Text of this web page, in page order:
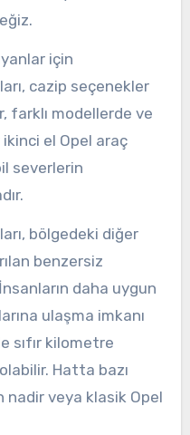
için
cazip seçenekler
farklı modellerde ve
el Opel araç
severlerin
bölgedeki diğer
benzersiz
daha uygun
ulaşma imkanı
sıfır kilometre
Hatta bazı
veya klasik Opel